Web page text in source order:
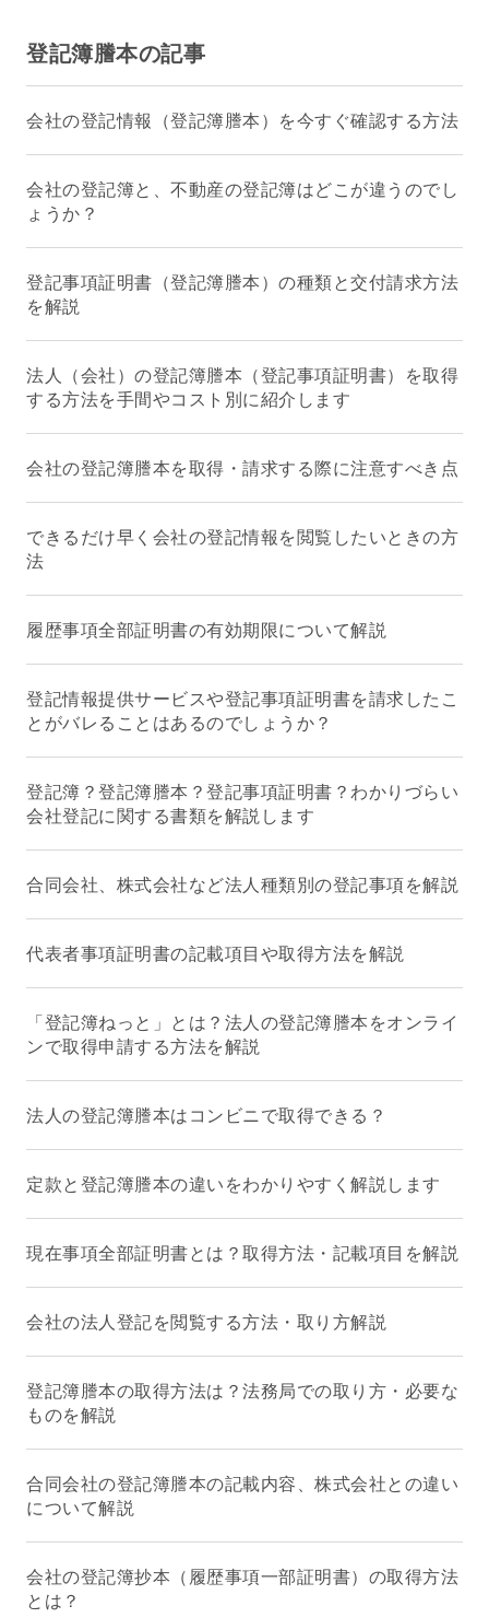
登記簿謄本の記事
会社の登記情報（登記簿謄本）を今すぐ確認する方法
会社の登記簿と、不動産の登記簿はどこが違うのでし
ょうか？
登記事項証明書（登記簿謄本）の種類と交付請求方法
を解説
法人（会社）の登記簿謄本（登記事項証明書）を取得
する方法を手間やコスト別に紹介します
会社の登記簿謄本を取得・請求する際に注意すべき点
できるだけ早く会社の登記情報を閲覧したいときの方
法
履歴事項全部証明書の有効期限について解説
登記情報提供サービスや登記事項証明書を請求したこ
とがバレることはあるのでしょうか？
登記簿？登記簿謄本？登記事項証明書？わかりづらい
会社登記に関する書類を解説します
合同会社、株式会社など法人種類別の登記事項を解説
代表者事項証明書の記載項目や取得方法を解説
「登記簿ねっと」とは？法人の登記簿謄本をオンライ
ンで取得申請する方法を解説
法人の登記簿謄本はコンビニで取得できる？
定款と登記簿謄本の違いをわかりやすく解説します
現在事項全部証明書とは？取得方法・記載項目を解説
会社の法人登記を閲覧する方法・取り方解説
登記簿謄本の取得方法は？法務局での取り方・必要な
ものを解説
合同会社の登記簿謄本の記載内容、株式会社との違い
について解説
会社の登記簿抄本（履歴事項一部証明書）の取得方法
とは？